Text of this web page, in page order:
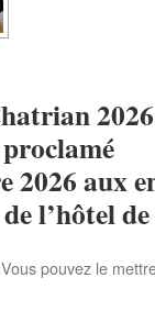
proclamé
2026 aux
l’hôtel
pouvez le